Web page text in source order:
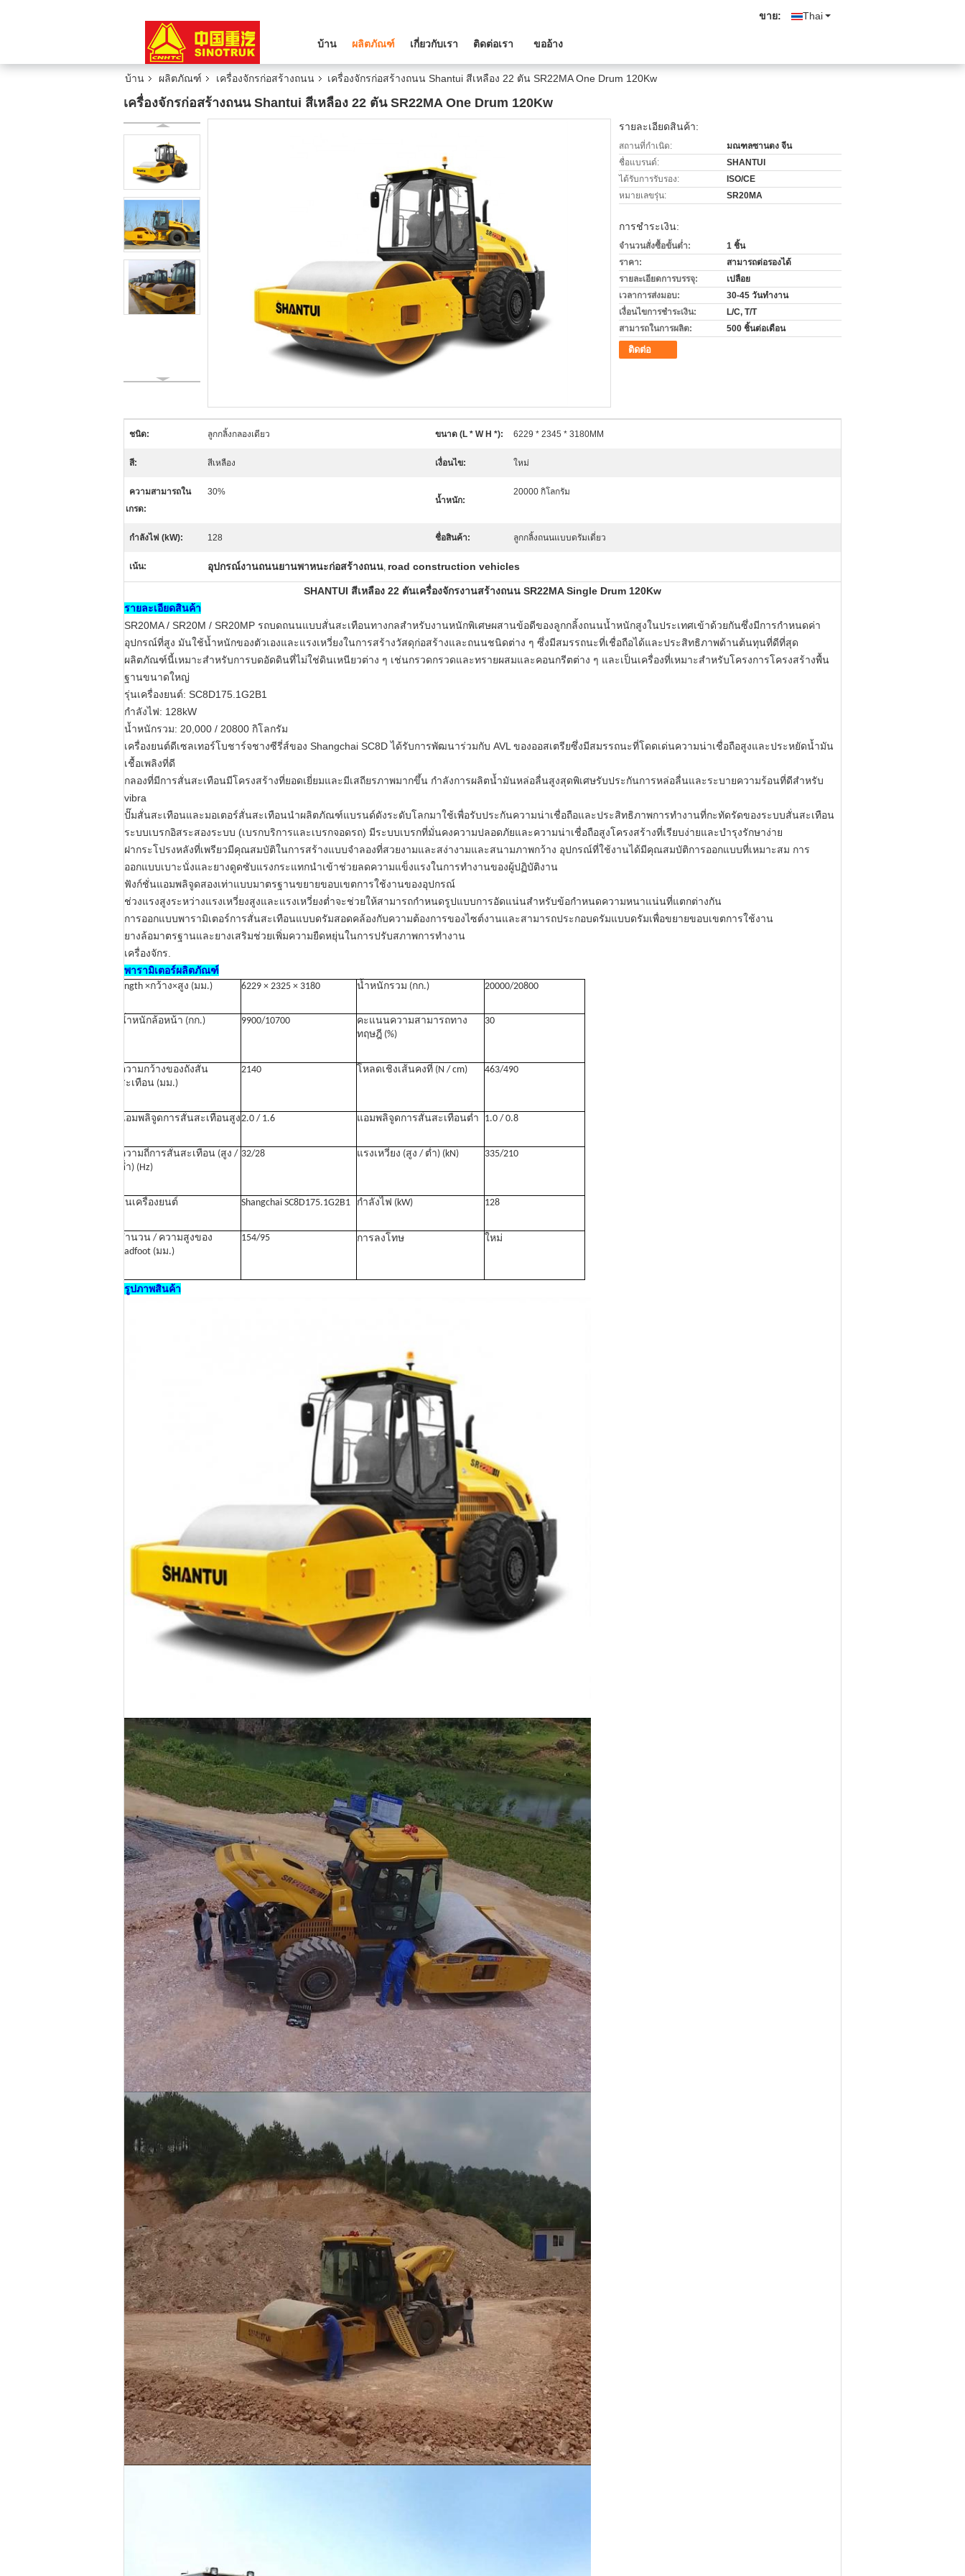
Thai
ขาย:
บ้าน ผลิตภัณฑ์ เกี่ยวกับเรา ติดต่อเรา ขออ้าง
บ้าน ผลิตภัณฑ์ เครื่องจักรก่อสร้างถนน เครื่องจักรก่อสร้างถนน Shantui สีเหลือง 22 ตัน SR22MA One Drum 120Kw
เครื่องจักรก่อสร้างถนน Shantui สีเหลือง 22 ตัน SR22MA One Drum 120Kw
รายละเอียดสินค้า:
สถานที่กำเนิด:
มณฑลซานตง จีน
ชื่อแบรนด์:
SHANTUI
ได้รับการรับรอง:
ISO/CE
หมายเลขรุ่น:
SR20MA
การชำระเงิน:
จำนวนสั่งซื้อขั้นต่ำ:
1 ชิ้น
ราคา:
สามารถต่อรองได้
รายละเอียดการบรรจุ:
เปลือย
เวลาการส่งมอบ:
30-45 วันทำงาน
เงื่อนไขการชำระเงิน:
L/C, T/T
สามารถในการผลิต:
500 ชิ้นต่อเดือน
ติดต่อ
ชนิด: ลูกกลิ้งกลองเดียว ขนาด (L * W H *): 6229 * 2345 * 3180MM
สี: สีเหลือง เงื่อนไข: ใหม่
ความสามารถใน
เกรด:
30%
น้ำหนัก:
20000 กิโลกรัม
กำลังไฟ (kW): 128 ชื่อสินค้า: ลูกกลิ้งถนนแบบดรัมเดี่ยว
เน้น: อุปกรณ์งานถนนยานพาหนะก่อสร้างถนน, road construction vehicles
SHANTUI สีเหลือง 22 ตันเครื่องจักรงานสร้างถนน SR22MA Single Drum 120Kw
รายละเอียดสินค้า
SR20MA / SR20M / SR20MP รถบดถนนแบบสั่นสะเทือนทางกลสำหรับงานหนักพิเศษผสานข้อดีของลูกกลิ้งถนนน้ำหนักสูงในประเทศเข้าด้วยกันซึ่งมีการกำหนดค่า
อุปกรณ์ที่สูง มันใช้น้ำหนักของตัวเองและแรงเหวี่ยงในการสร้างวัสดุก่อสร้างและถนนชนิดต่าง ๆ ซึ่งมีสมรรถนะที่เชื่อถือได้และประสิทธิภาพด้านต้นทุนที่ดีที่สุด
ผลิตภัณฑ์นี้เหมาะสำหรับการบดอัดดินที่ไม่ใช่ดินเหนียวต่าง ๆ เช่นกรวดกรวดและทรายผสมและคอนกรีตต่าง ๆ และเป็นเครื่องที่เหมาะสำหรับโครงการโครงสร้างพื้น
ฐานขนาดใหญ่
รุ่นเครื่องยนต์: SC8D175.1G2B1
กำลังไฟ: 128kW
น้ำหนักรวม: 20,000 / 20800 กิโลกรัม
เครื่องยนต์ดีเซลเทอร์โบชาร์จชางซีรี่ส์ของ Shangchai SC8D ได้รับการพัฒนาร่วมกับ AVL ของออสเตรียซึ่งมีสมรรถนะที่โดดเด่นความน่าเชื่อถือสูงและประหยัดน้ำมัน
เชื้อเพลิงที่ดี
กลองที่มีการสั่นสะเทือนมีโครงสร้างที่ยอดเยี่ยมและมีเสถียรภาพมากขึ้น กำลังการผลิตน้ำมันหล่อลื่นสูงสุดพิเศษรับประกันการหล่อลื่นและระบายความร้อนที่ดีสำหรับ
vibra
ปั๊มสั่นสะเทือนและมอเตอร์สั่นสะเทือนนำผลิตภัณฑ์แบรนด์ดังระดับโลกมาใช้เพื่อรับประกันความน่าเชื่อถือและประสิทธิภาพการทำงานที่กะทัดรัดของระบบสั่นสะเทือน
ระบบเบรกอิสระสองระบบ (เบรกบริการและเบรกจอดรถ) มีระบบเบรกที่มั่นคงความปลอดภัยและความน่าเชื่อถือสูงโครงสร้างที่เรียบง่ายและบำรุงรักษาง่าย
ฝากระโปรงหลังที่เพรียวมีคุณสมบัติในการสร้างแบบจำลองที่สวยงามและสง่างามและสนามภาพกว้าง อุปกรณ์ที่ใช้งานได้มีคุณสมบัติการออกแบบที่เหมาะสม การ
ออกแบบเบาะนั่งและยางดูดซับแรงกระแทกนำเข้าช่วยลดความแข็งแรงในการทำงานของผู้ปฏิบัติงาน
ฟังก์ชั่นแอมพลิจูดสองเท่าแบบมาตรฐานขยายขอบเขตการใช้งานของอุปกรณ์
ช่วงแรงสูงระหว่างแรงเหวี่ยงสูงและแรงเหวี่ยงต่ำจะช่วยให้สามารถกำหนดรูปแบบการอัดแน่นสำหรับข้อกำหนดความหนาแน่นที่แตกต่างกัน
การออกแบบพารามิเตอร์การสั่นสะเทือนแบบดรัมสอดคล้องกับความต้องการของไซต์งานและสามารถประกอบดรัมแบบดรัมเพื่อขยายขอบเขตการใช้งาน
ยางล้อมาตรฐานและยางเสริมช่วยเพิ่มความยืดหยุ่นในการปรับสภาพการทำงาน
เครื่องจักร.
พารามิเตอร์ผลิตภัณฑ์
ength ×กว้าง×สูง (มม.) 6229 × 2325 × 3180 น้ำหนักรวม (กก.) 20000/20800
น้ำหนักล้อหน้า (กก.) 9900/10700
คะแนนความสามารถทาง
ทฤษฎี (%)
30
ความกว้างของถังสั่น
สะเทือน (มม.)
2140 โหลดเชิงเส้นคงที่ (N / cm) 463/490
แอมพลิจูดการสั่นสะเทือนสูง2.0 / 1.6 แอมพลิจูดการสั่นสะเทือนต่ำ 1.0 / 0.8
ความถี่การสั่นสะเทือน (สูง /
ต่ำ) (Hz)
32/28 แรงเหวี่ยง (สูง / ต่ำ) (kN) 335/210
รุ่นเครื่องยนต์ Shangchai SC8D175.1G2B1 กำลังไฟ (kW) 128
จำนวน / ความสูงของ
padfoot (มม.)
154/95 การลงโทษ ใหม่
รูปภาพสินค้า